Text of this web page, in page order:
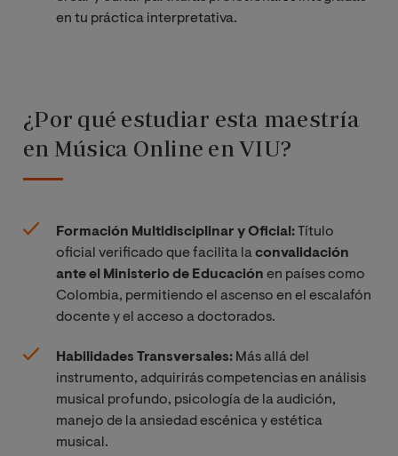
en tu práctica interpretativa.
¿Por qué estudiar esta maestría
en Música Online en VIU?
Formación Multidisciplinar y Oficial: Título
oficial verificado que facilita laconvalidación
ante el Ministerio de Educación en países como
Colombia, permitiendo el ascenso en el escalafón
docente y el acceso a doctorados.
Habilidades Transversales: Más allá del
instrumento, adquirirás competencias en análisis
musical profundo, psicología de la audición,
manejo de la ansiedad escénica y estética
musical.